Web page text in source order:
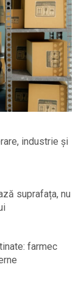
industrie și
suprafața, nu
farmec